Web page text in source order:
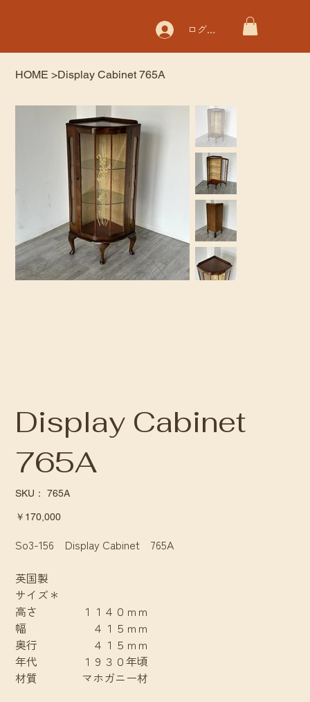
ログイン
HOME >Display Cabinet 765A
Display Cabinet
765A
SKU：
SKU：
765A
価
￥170,000
So3-156 Display Cabinet 765A
英国製
サイズ＊
高さ １１４０ｍｍ
幅 ４１５ｍｍ
奥行 ４１５ｍｍ
年代 １９３０年頃
材質 マホガニー材